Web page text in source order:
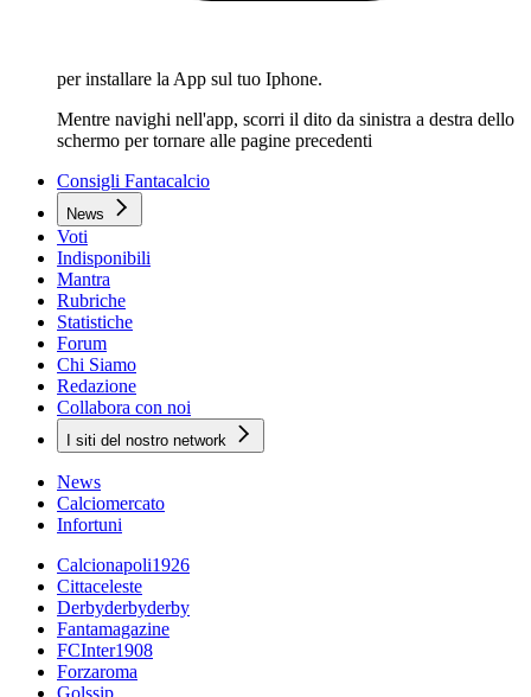
per installare la App sul tuo Iphone.
Mentre navighi nell'app, scorri il dito da sinistra a destra dello
schermo per tornare alle pagine precedenti
Consigli Fantacalcio
News
Voti
Indisponibili
Mantra
Rubriche
Statistiche
Forum
Chi Siamo
Redazione
Collabora con noi
I siti del nostro network
News
Calciomercato
Infortuni
Calcionapoli1926
Cittaceleste
Derbyderbyderby
Fantamagazine
FCInter1908
Forzaroma